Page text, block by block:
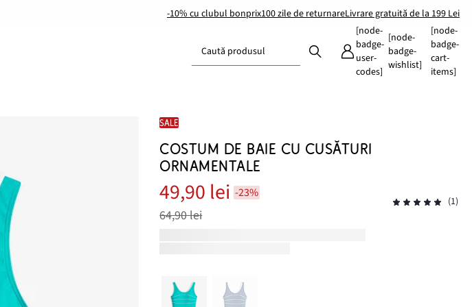
-10% cu clubul bonprix100 zile de returnareLivrare gratuită de la 199 Lei
Caută produsul
[node-
badge-
user-
codes]
[node-
badge-
wishlist]
[node-
badge-
cart-
items]
SALE
COSTUM DE BAIE CU CUSĂTURI
ORNAMENTALE
49,90 lei -23%
64,90 lei
(1)